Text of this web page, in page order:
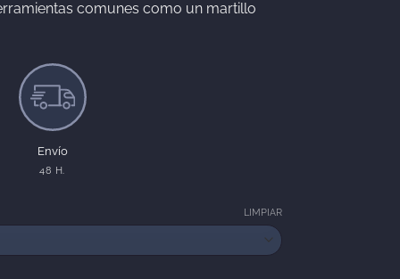
comunes como un martillo
Envío
48 H.
LIMPIAR